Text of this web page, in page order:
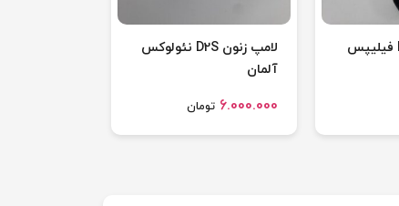
لامپ زنون D2S نئولوکس
آلمان
تومان6.000.000